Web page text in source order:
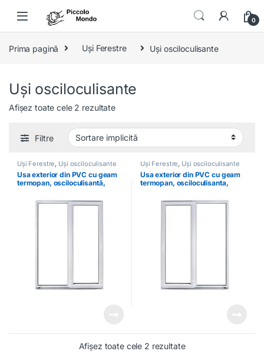
0
Prima pagină Uși Ferestre Uși osciloculisante
Uși osciloculisante
Afișez toate cele 2 rezultate
Filtre
Uși Ferestre, Uși osciloculisante
Usa exterior din PVC cu geam
termopan, osciloculisantă,
Uși Ferestre, Uși osciloculisante
Usa exterior din PVC cu geam
termopan, osciloculisanta,
Afișez toate cele 2 rezultate